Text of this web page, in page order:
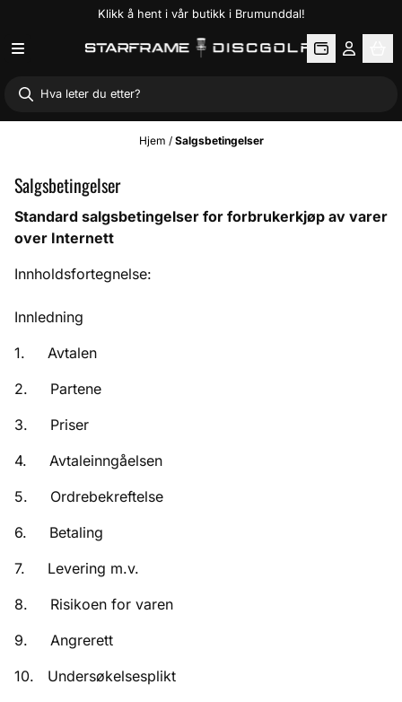
Hopp til innholdKlikk å hent i vår butikk i Brumunddal!
Hjem / Salgsbetingelser
Salgsbetingelser
Standard salgsbetingelser for forbrukerkjøp av varer
over Internett
Innholdsfortegnelse:
Innledning
1. Avtalen
2. Partene
3. Priser
4. Avtaleinngåelsen
5. Ordrebekreftelse
6. Betaling
7. Levering m.v.
8. Risikoen for varen
9. Angrerett
10. Undersøkelsesplikt